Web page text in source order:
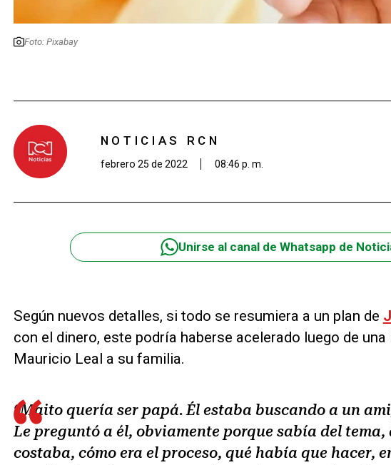
Foto: Pixabay
NOTICIAS RCN
febrero 25 de 2022 08:46 p. m.
Unirse al canal de Whatsapp de
Según nuevos detalles, si todo se resumiera a un plan de
con el dinero, este podría haberse acelerado luego de
Mauricio Leal a su familia.
“Maito quería ser papá. Él estaba buscando a un
Le preguntó a él, obviamente porque sabía del tema,
costaba, cómo era el proceso, qué había que hacer,